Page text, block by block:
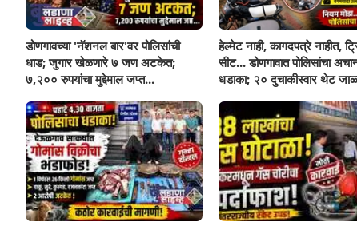
डोणगावच्या 'नॅशनल बार'वर पोलिसांची
धाड; जुगार खेळणारे ७ जण अटकेत;
७,२०० रुपयांचा मुद्देमाल जप्त...
हेल्मेट नाही, कागदपत्रे नाहीत,
सीट... डोणगावात पोलिसांचा
धडाका; २० दुचाकीस्वार थेट